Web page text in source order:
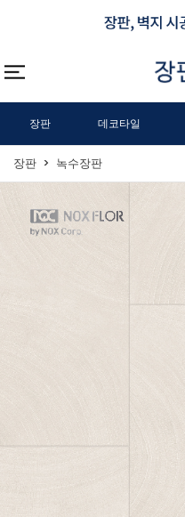
장판 데코타일
장판 녹수장판